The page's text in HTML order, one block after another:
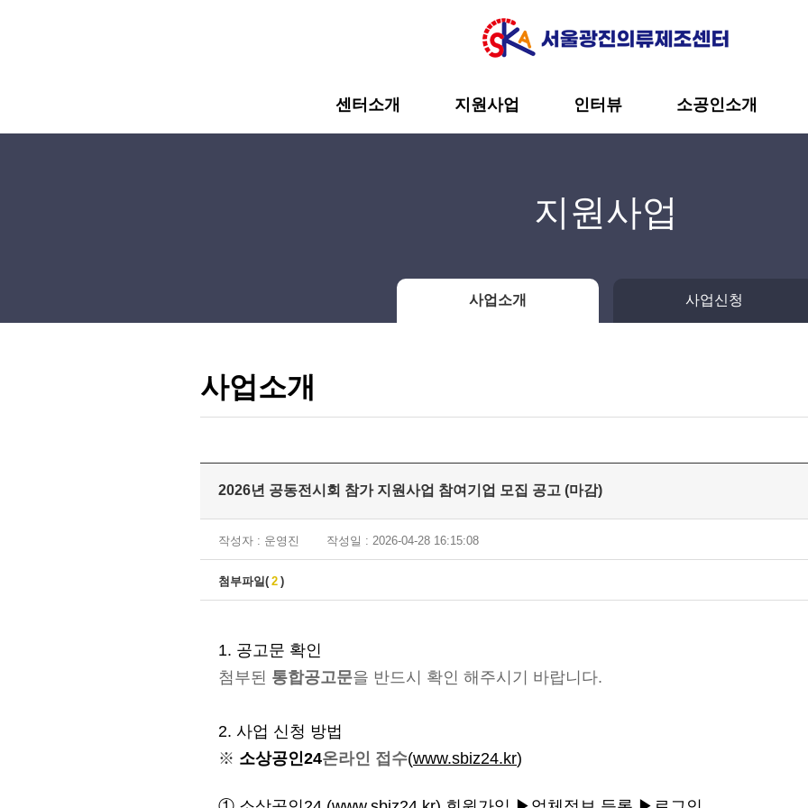
센터소개 지원사업 인터뷰 소공인소개
지원사업
사업소개 사업신청
사업소개
2026년 공동전시회 참가 지원사업 참여기업 모집 공고 (마감)
작성자 : 운영진 작성일 : 2026-04-28 16:15:08
첨부파일( 2 )
1. 공고문 확인
첨부된 통합공고문을 반드시 확인 해주시기 바랍니다.
2. 사업 신청 방법
※ 소상공인24온라인 접수(www.sbiz24.kr)